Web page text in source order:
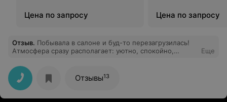
Цена по запросу Цена по запросу
Отзыв. Побывала в салоне и буд-то перезагрузилась!
Атмосфера сразу располагает: уютно, спокойно,
Тамара все сделала бережно, с подробными
объяснениями, что наносить зачем и как ухаживать
дальше. После процедуры кожа стала ровнее, поры
чище - эффект виден сразу. Отдельно отмечу заботу,
предложила водичку, все время спрашивала
Еще
Отзывы13